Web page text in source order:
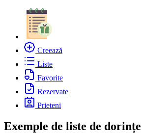
Creează
Liste
Favorite
Rezervate
Prieteni
Exemple de liste de dorințe